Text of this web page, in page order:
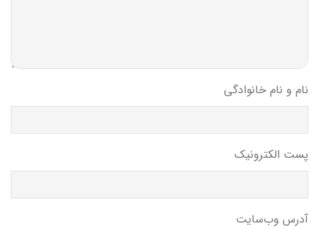
نام و نام خانوادگی
پست الکترونیک
آدرس وب‌سایت